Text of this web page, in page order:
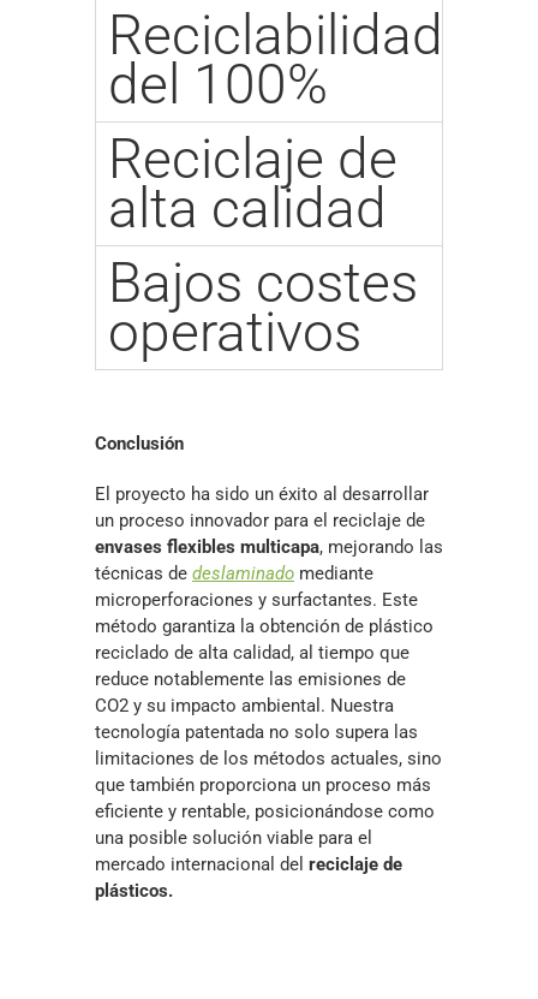
Reciclabilidad
del 100%
Reciclaje de
alta calidad
Bajos costes
operativos
Conclusión
El proyecto ha sido un éxito al desarrollar
un proceso innovador para el reciclaje de
envases flexibles multicapa, mejorando las
técnicas de deslaminado mediante
microperforaciones y surfactantes. Este
método garantiza la obtención de plástico
reciclado de alta calidad, al tiempo que
reduce notablemente las emisiones de
CO2 y su impacto ambiental. Nuestra
tecnología patentada no solo supera las
limitaciones de los métodos actuales, sino
que también proporciona un proceso más
eficiente y rentable, posicionándose como
una posible solución viable para el
mercado internacional del reciclaje de
plásticos.